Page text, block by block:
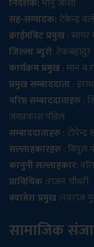
सह-सम्पादक:टेकेन्द्र
क्राईमबिट प्रमुख: सागर
जिल्ला ब्युरो:
कार्यक्रम प्रमुख: मान
प्रमुख सम्बाददाता:
वरिष्ठ सम्बाददाताहरु:
जयप्रकाश पौडेल
सम्बाददाताहरु:
सल्लाहकारहरु: बिपुल
कानुनी सल्लाहकार:
प्राविधिक :राजन चौधरी
क्यामेरा प्रमुख :नवराज
सामाजिक